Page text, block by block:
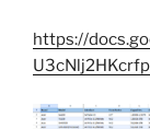
https://